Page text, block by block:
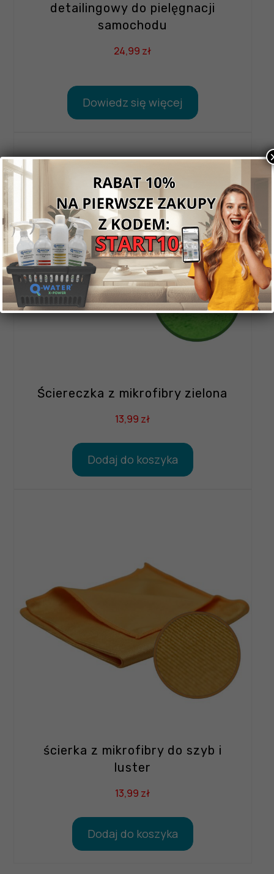
detailingowy do pielęgnacji
samochodu
24,99 zł
Dowiedz się więcej
Ściereczka z mikrofibry zielona
13,99 zł
Dodaj do koszyka
ścierka z mikrofibry do szyb i
luster
13,99 zł
Dodaj do koszyka